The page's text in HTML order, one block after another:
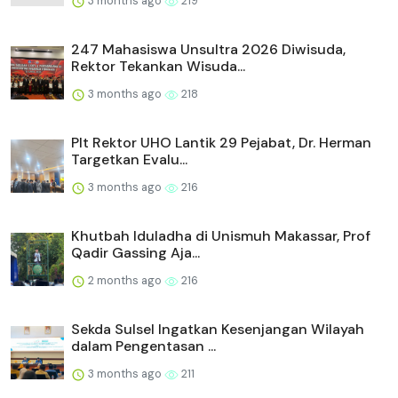
247 Mahasiswa Unsultra 2026 Diwisuda,
Rektor Tekankan Wisuda...
3 months ago 218
Plt Rektor UHO Lantik 29 Pejabat, Dr. Herman
Targetkan Evalu...
3 months ago 216
Khutbah Iduladha di Unismuh Makassar, Prof
Qadir Gassing Aja...
2 months ago 216
Sekda Sulsel Ingatkan Kesenjangan Wilayah
dalam Pengentasan ...
3 months ago 211